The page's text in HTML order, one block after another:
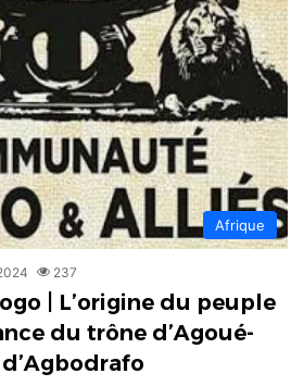
Afrique
237
| L’origine du peuple
du trône d’Agoué-